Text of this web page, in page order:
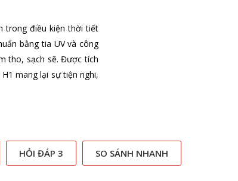
trong điều kiện thời tiết
bằng tia UV và công
tho, sạch sẽ. Được tích
mang lại sự tiện nghi,
HỎI ĐÁP 3 SO SÁNH NHANH